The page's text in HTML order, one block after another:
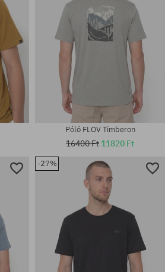
Elérhető méretek:
Póló FLOV Timberon
16400 Ft 11820 Ft
-27%